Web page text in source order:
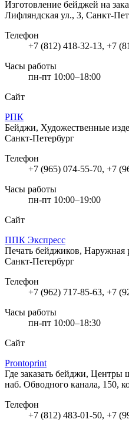
Изготовление бейджей на
Лифляндская ул., 3, Санкт-
Телефон
+7 (812) 418-32-13, +7
Часы работы
пн-пт 10:00–18:00
Сайт
РПК
Бейджи, Художественные
Санкт-Петербург
Телефон
+7 (965) 074-55-70, +7
Часы работы
пн-пт 10:00–19:00
Сайт
ППК Экспресс
Печать бейджиков, Наружная
Санкт-Петербург
Телефон
+7 (962) 717-85-63, +7
Часы работы
пн-пт 10:00–18:30
Сайт
Prontoprint
Где заказать бейджи,
наб. Обводного канала, 150,
Телефон
+7 (812) 483-01-50, +7